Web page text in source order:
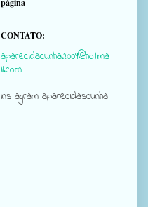
página
CONTATO:
aparecidacunha2009@hotma
il.com
Instagram aparecidascunha